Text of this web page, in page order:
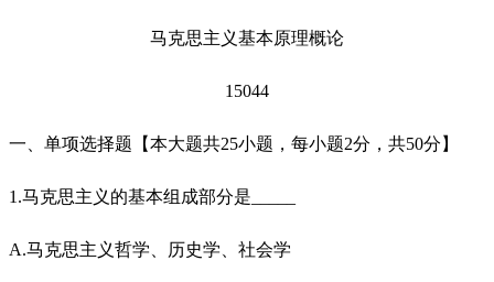
马克思主义基本原理概论
15044
一、单项选择题【本大题共25小题，每小题2分，共50分】
1.马克思主义的基本组成部分是_____
A.马克思主义哲学、历史学、社会学